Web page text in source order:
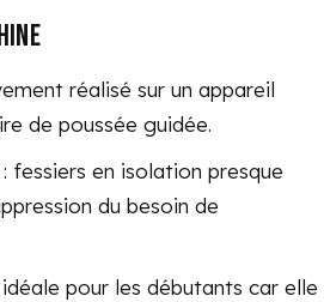
réalisé sur un appareil
de poussée guidée.
: fessiers en isolation presque
du besoin de
pour les débutants car elle